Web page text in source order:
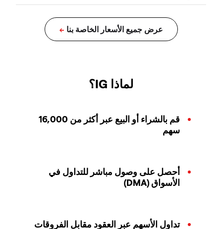
لماذا IG؟
قم بالشراء أو البيع عبر أكثر من 16,000
سهم
أحصل على وصول مباشر للتداول في
الأسواق (DMA)
تداول الأسهم عبر العقود مقابل الفروقات